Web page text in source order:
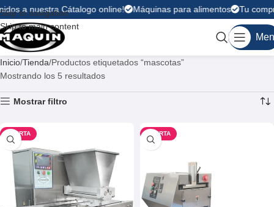
Skip to navigation
Skip to main content
a nuestra Cátalogo online! Máquinas para alimentos Tu
Inicio Tienda Productos etiquetados “mascotas”
Mostrando los 5 resultados
Mostrar filtro
OFERTA OFERTA